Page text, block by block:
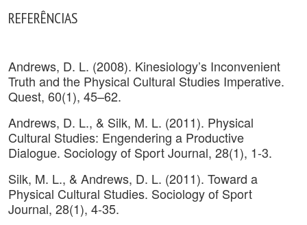
REFERÊNCIAS
Andrews, D. L. (2008). Kinesiology’s Inconvenient
Truth and the Physical Cultural Studies Imperative.
Quest, 60(1), 45–62.
Andrews, D. L., & Silk, M. L. (2011). Physical
Cultural Studies: Engendering a Productive
Dialogue. Sociology of Sport Journal, 28(1), 1-3.
Silk, M. L., & Andrews, D. L. (2011). Toward a
Physical Cultural Studies. Sociology of Sport
Journal, 28(1), 4-35.